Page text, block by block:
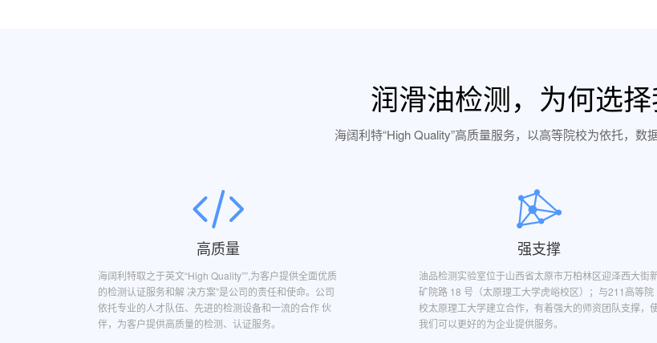
润滑油检测，为何选
海阔利特“High Quality”高质量服务，以高等院校为依托，数
高质量
海阔利特取之于英文“High Quality””,为客户提供全面优质
的检测认证服务和解 决方案”是公司的责任和使命。公司
依托专业的人才队伍、先进的检测设备和一流的合作 伙
伴，为客户提供高质量的检测、认证服务。
强支撑
油品检测实验室位于山西省太原市万柏林区迎泽西大街
矿院路 18 号（太原理工大学虎峪校区）；与211高等院
校太原理工大学建立合作，有着强大的师资团队支撑，
我们可以更好的为企业提供服务。